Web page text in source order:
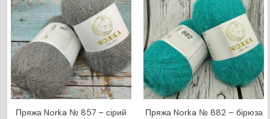
Пряжа Norka № 857 – сірий Пряжа Norka № 882 – бірюза